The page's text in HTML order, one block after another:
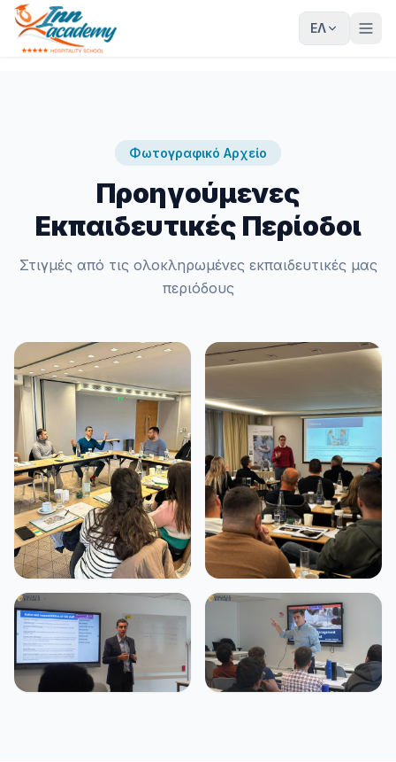
ΕΛ
Φωτογραφικό Αρχείο
Προηγούμενες
Εκπαιδευτικές Περίοδοι
Στιγμές από τις ολοκληρωμένες εκπαιδευτικές μας
περιόδους